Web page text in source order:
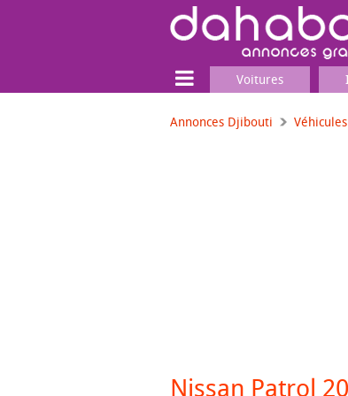
Voitures
Annonces Djibouti Véhicules
Nissan Patrol